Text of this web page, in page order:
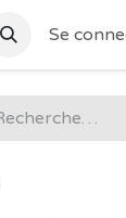
Se